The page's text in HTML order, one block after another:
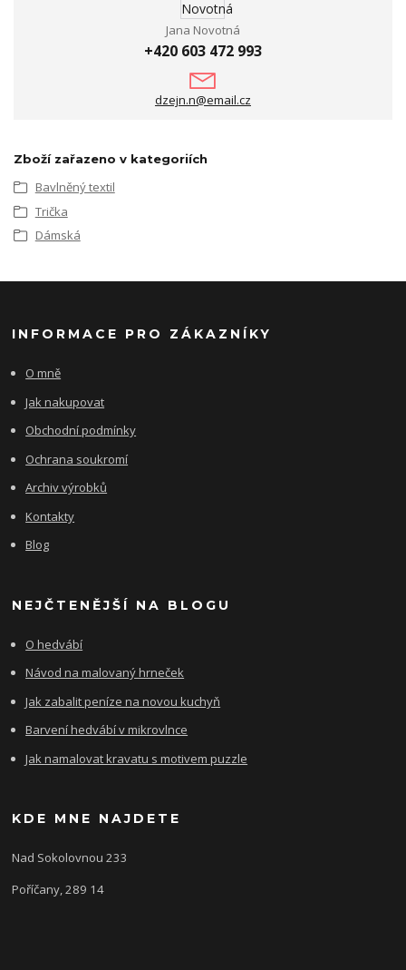
Jana Novotná
+420 603 472 993
dzejn.n@email.cz
Zboží zařazeno v kategoriích
Bavlněný textil
Trička
Dámská
INFORMACE PRO ZÁKAZNÍKY
O mně
Jak nakupovat
Obchodní podmínky
Ochrana soukromí
Archiv výrobků
Kontakty
Blog
NEJČTENĚJŠÍ NA BLOGU
O hedvábí
Návod na malovaný hrneček
Jak zabalit peníze na novou kuchyň
Barvení hedvábí v mikrovlnce
Jak namalovat kravatu s motivem puzzle
KDE MNE NAJDETE
Nad Sokolovnou 233
Poříčany, 289 14